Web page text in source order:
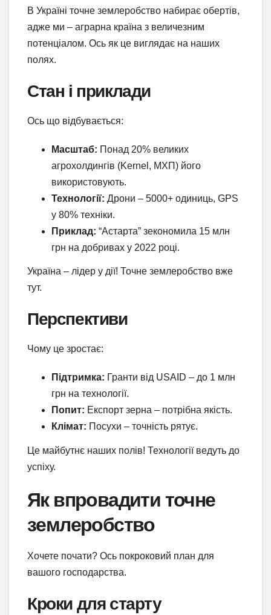
В Україні точне землеробство набирає обертів,
адже ми – аграрна країна з величезним
потенціалом. Ось як це виглядає на наших
полях.
Стан і приклади
Ось що відбувається:
Масштаб: Понад 20% великих
агрохолдингів (Kernel, МХП) його
використовують.
Технології: Дрони – 5000+ одиниць, GPS
у 80% техніки.
Приклад: “Астарта” зекономила 15 млн
грн на добривах у 2022 році.
Україна – лідер у дії! Точне землеробство вже
тут.
Перспективи
Чому це зростає:
Підтримка: Гранти від USAID – до 1 млн
грн на технології.
Попит: Експорт зерна – потрібна якість.
Клімат: Посухи – точність рятує.
Це майбутнє наших полів! Технології ведуть до
успіху.
Як впровадити точне
землеробство
Хочете почати? Ось покроковий план для
вашого господарства.
Кроки для старту